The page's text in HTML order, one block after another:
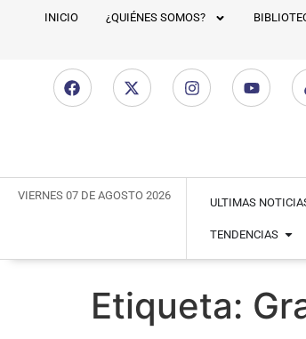
INICIO ¿QUIÉNES SOMOS?
VIERNES 07 DE AGOSTO 2026
ULTIMAS
TENDENCIAS
Etiqueta: